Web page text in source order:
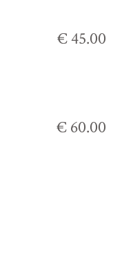
€ 45.00
€ 60.00